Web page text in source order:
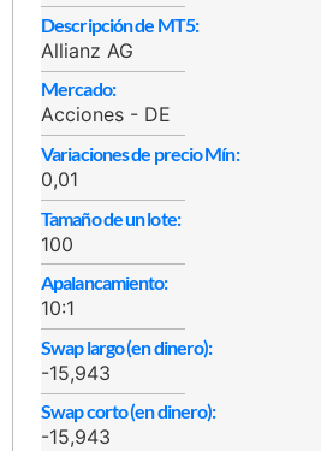
Descripción de MT5:
Allianz AG
Mercado:
Acciones - DE
Variaciones de precio Mín:
0,01
Tamaño de un lote:
100
Apalancamiento:
10:1
Swap largo (en dinero):
-15,943
Swap corto (en dinero):
-15,943